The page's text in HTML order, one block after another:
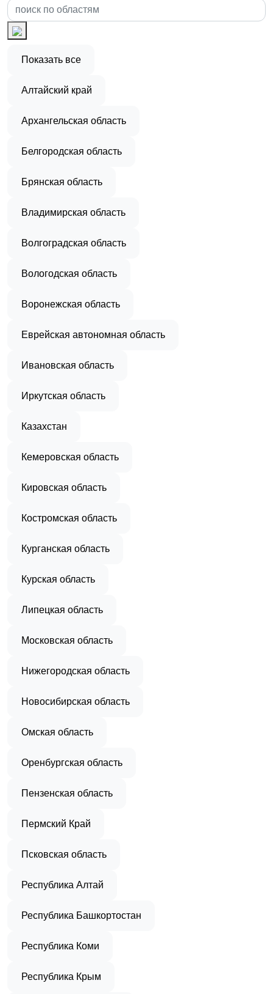
Показать все
Алтайский край
Архангельская область
Белгородская область
Брянская область
Владимирская область
Волгоградская область
Вологодская область
Воронежская область
Еврейская автономная область
Ивановская область
Иркутская область
Казахстан
Кемеровская область
Кировская область
Костромская область
Курганская область
Курская область
Липецкая область
Московская область
Нижегородская область
Новосибирская область
Омская область
Оренбургская область
Пензенская область
Пермский Край
Псковская область
Республика Алтай
Республика Башкортостан
Республика Коми
Республика Крым